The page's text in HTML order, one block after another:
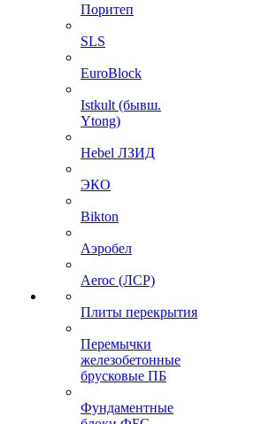
Поритеп
SLS
EuroBlock
Istkult (бывш.
Ytong)
Hebel ЛЗИД
ЭКО
Bikton
Аэробел
Aeroc (ЛСР)
Плиты перекрытия
Перемычки
железобетонные
брусковые ПБ
Фундаментные